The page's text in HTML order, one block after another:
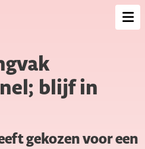
blijf in
gekozen voor een